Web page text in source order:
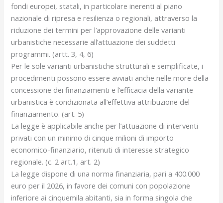
fondi europei, statali, in particolare inerenti al piano
nazionale di ripresa e resilienza o regionali, attraverso la
riduzione dei termini per l’approvazione delle varianti
urbanistiche necessarie all’attuazione dei suddetti
programmi. (artt. 3, 4, 6)
Per le sole varianti urbanistiche strutturali e semplificate, i
procedimenti possono essere avviati anche nelle more della
concessione dei finanziamenti e l’efficacia della variante
urbanistica è condizionata all’effettiva attribuzione del
finanziamento. (art. 5)
La legge è applicabile anche per l’attuazione di interventi
privati con un minimo di cinque milioni di importo
economico-finanziario, ritenuti di interesse strategico
regionale. (c. 2 art.1, art. 2)
La legge dispone di una norma finanziaria, pari a 400.000
euro per il 2026, in favore dei comuni con popolazione
inferiore ai cinquemila abitanti, sia in forma singola che